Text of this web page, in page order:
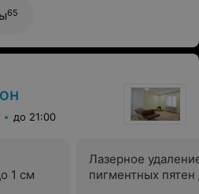
65
до 21:00
1 см
Лазерное
пигментных